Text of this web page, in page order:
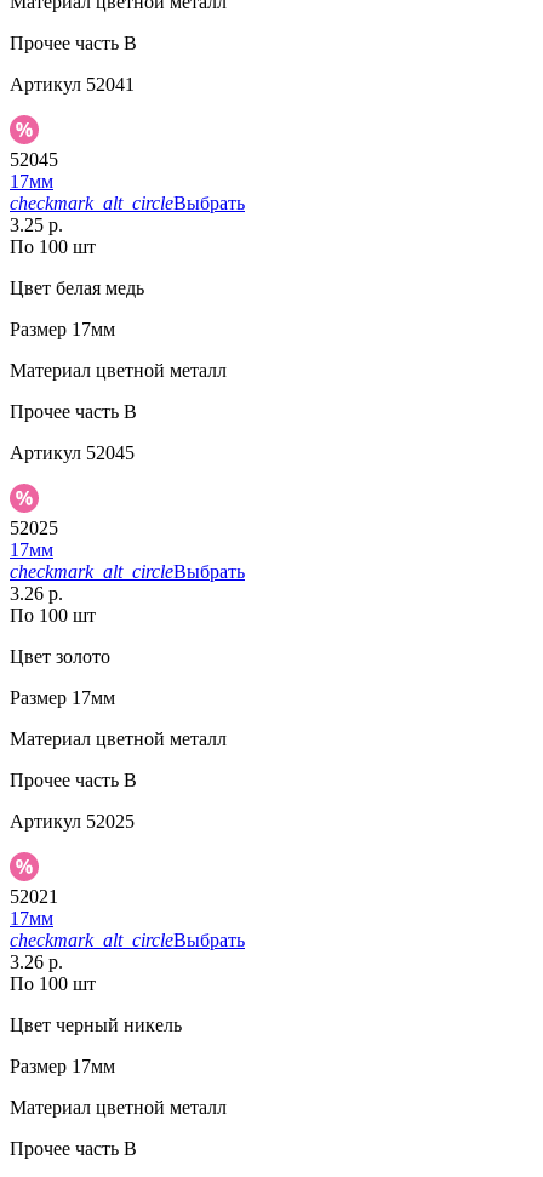
Прочее часть B
Артикул 52041
52045
17мм
checkmark_alt_circleВыбрать
3.25 р.
По 100 шт
Цвет белая медь
Размер 17мм
Материал цветной металл
Прочее часть B
Артикул 52045
52025
17мм
checkmark_alt_circleВыбрать
3.26 р.
По 100 шт
Цвет золото
Размер 17мм
Материал цветной металл
Прочее часть B
Артикул 52025
52021
17мм
checkmark_alt_circleВыбрать
3.26 р.
По 100 шт
Цвет черный никель
Размер 17мм
Материал цветной металл
Прочее часть B